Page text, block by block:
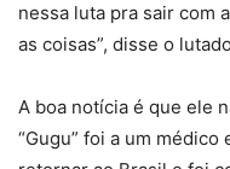
nessa luta pra sair com
as coisas”, disse o
A boa notícia é que ele
“Gugu” foi a um